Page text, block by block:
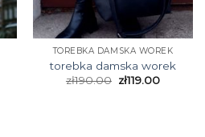
TOREBKA DAMSKA WOREK
torebka damska worek
zł190.00 zł119.00